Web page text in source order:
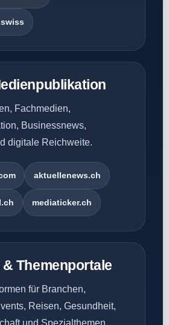
Fachmedien,
Businessnews,
digitale Reichweite.
aktuellenews.ch
mediaticker.ch
Themenportale
für Branchen,
Reisen, Gesundheit,
und Spezialthemen.